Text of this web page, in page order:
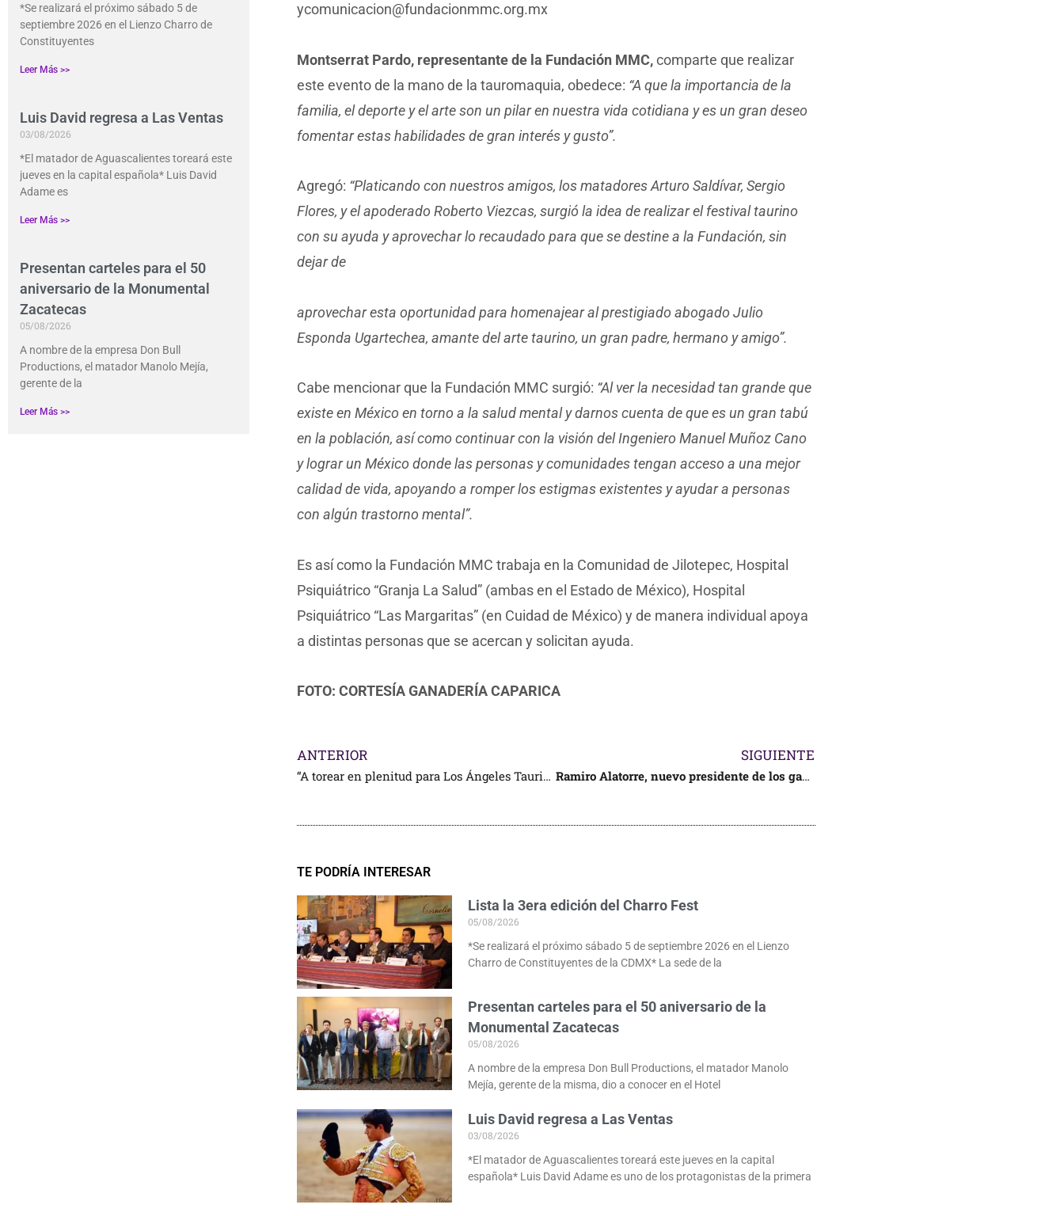
*Se realizará el próximo sábado 5 de
septiembre 2026 en el Lienzo Charro de
Constituyentes
Leer Más >>
Luis David regresa a Las Ventas
03/08/2026
*El matador de Aguascalientes toreará este
jueves en la capital española* Luis David
Adame es
Leer Más >>
Presentan carteles para el 50
aniversario de la Monumental
Zacatecas
05/08/2026
A nombre de la empresa Don Bull
Productions, el matador Manolo Mejía,
gerente de la
Leer Más >>
ycomunicacion@fundacionmmc.org.mx
Montserrat Pardo, representante de la Fundación MMC,comparte que realizar
este evento de la mano de la tauromaquia, obedece: “A que la importancia de la
familia, el deporte y el arte son un pilar en nuestra vida cotidiana y es un gran deseo
fomentar estas habilidades de gran interés y gusto”.
Agregó: “Platicando con nuestros amigos, los matadores Arturo Saldívar, Sergio
Flores, y el apoderado Roberto Viezcas, surgió la idea de realizar el festival taurino
con su ayuda y aprovechar lo recaudado para que se destine a la Fundación, sin
dejar de
aprovechar esta oportunidad para homenajear al prestigiado abogado Julio
Esponda Ugartechea, amante del arte taurino, un gran padre, hermano y amigo”.
Cabe mencionar que la Fundación MMC surgió: “Al ver la necesidad tan grande que
existe en México en torno a la salud mental y darnos cuenta de que es un gran tabú
en la población, así como continuar con la visión del Ingeniero Manuel Muñoz Cano
y lograr un México donde las personas y comunidades tengan acceso a una mejor
calidad de vida, apoyando a romper los estigmas existentes y ayudar a personas
con algún trastorno mental”.
Es así como la Fundación MMC trabaja en la Comunidad de Jilotepec, Hospital
Psiquiátrico “Granja La Salud” (ambas en el Estado de México), Hospital
Psiquiátrico “Las Margaritas” (en Cuidad de México) y de manera individual apoya
a distintas personas que se acercan y solicitan ayuda.
FOTO: CORTESÍA GANADERÍA CAPARICA
ANTERIOR
“A torear en plenitud para Los Ángeles Taurinos”: Diego Silveti
SIGUIENTE
Ramiro Alatorre, nuevo presidente de los ganaderos en México
TE PODRÍA INTERESAR
Lista la 3era edición del Charro Fest
05/08/2026
*Se realizará el próximo sábado 5 de septiembre 2026 en el Lienzo
Charro de Constituyentes de la CDMX* La sede de la
Presentan carteles para el 50 aniversario de la
Monumental Zacatecas
05/08/2026
A nombre de la empresa Don Bull Productions, el matador Manolo
Mejía, gerente de la misma, dio a conocer en el Hotel
Luis David regresa a Las Ventas
03/08/2026
*El matador de Aguascalientes toreará este jueves en la capital
española* Luis David Adame es uno de los protagonistas de la primera